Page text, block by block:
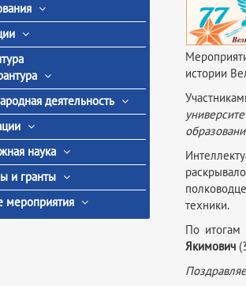
деятельность
наука
и гранты
мероприятия
истории
техники.
По итогам
Якимович